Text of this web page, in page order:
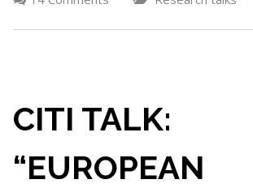
CITI TALK:
“EUROPEAN